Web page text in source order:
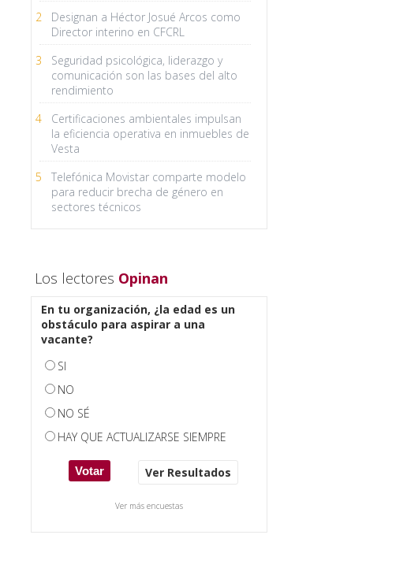
2
Designan a Héctor Josué Arcos como
Director interino en CFCRL
3
Seguridad psicológica, liderazgo y
comunicación son las bases del alto
rendimiento
4
Certificaciones ambientales impulsan
la eficiencia operativa en inmuebles de
Vesta
5
Telefónica Movistar comparte modelo
para reducir brecha de género en
sectores técnicos
Los lectores Opinan
En tu organización, ¿la edad es un
obstáculo para aspirar a una
vacante?
SI
NO
NO SÉ
HAY QUE ACTUALIZARSE SIEMPRE
Ver Resultados
Ver más encuestas